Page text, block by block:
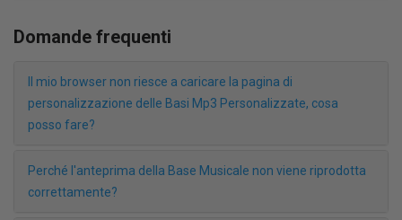
Domande frequenti
Il mio browser non riesce a caricare la pagina di
personalizzazione delle Basi Mp3 Personalizzate, cosa
posso fare?
Perché l'anteprima della Base Musicale non viene riprodotta
correttamente?